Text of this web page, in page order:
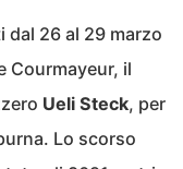
dal 26 al 29 marzo
Courmayeur, il
Ueli Steck, per
Lo scorso